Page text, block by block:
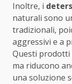
Inoltre, i
naturali sono
tradizionali,
aggressivi e a
Questi prodotti
ma riducono
una soluzione